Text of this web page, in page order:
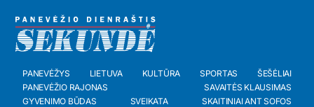
PANEVĖŽYS LIETUVA KULTŪRA SPORTAS
ŠEŠĖLIAI
PANEVĖŽIO RAJONAS
SAVAITĖS KLAUSIMAS
GYVENIMO BŪDAS
SVEIKATA
SKAITINIAI ANT SOFOS